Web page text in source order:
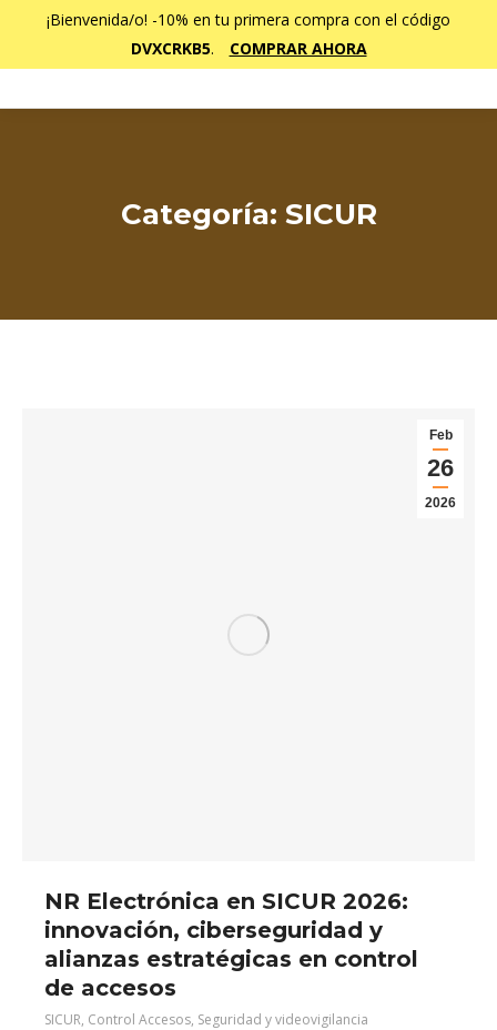
¡Bienvenida/o! -10% en tu primera compra con el código
DVXCRKB5. COMPRAR AHORA
Categoría: SICUR
Feb
26
2026
NR Electrónica en SICUR 2026:
innovación, ciberseguridad y
alianzas estratégicas en control
de accesos
SICUR, Control Accesos, Seguridad y videovigilancia